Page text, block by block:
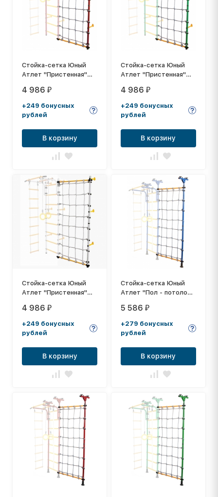
Стойка-сетка Юный
Атлет "Пристенная"
4 986₽
+249 бонусных
рублей
В корзину
Стойка-сетка Юный
Атлет "Пристенная"
4 986₽
+249 бонусных
рублей
В корзину
Стойка-сетка Юный
Атлет "Пристенная"
4 986₽
+249 бонусных
рублей
В корзину
Стойка-сетка Юный
Атлет "Пол - потолок"
5 586₽
+279 бонусных
рублей
В корзину